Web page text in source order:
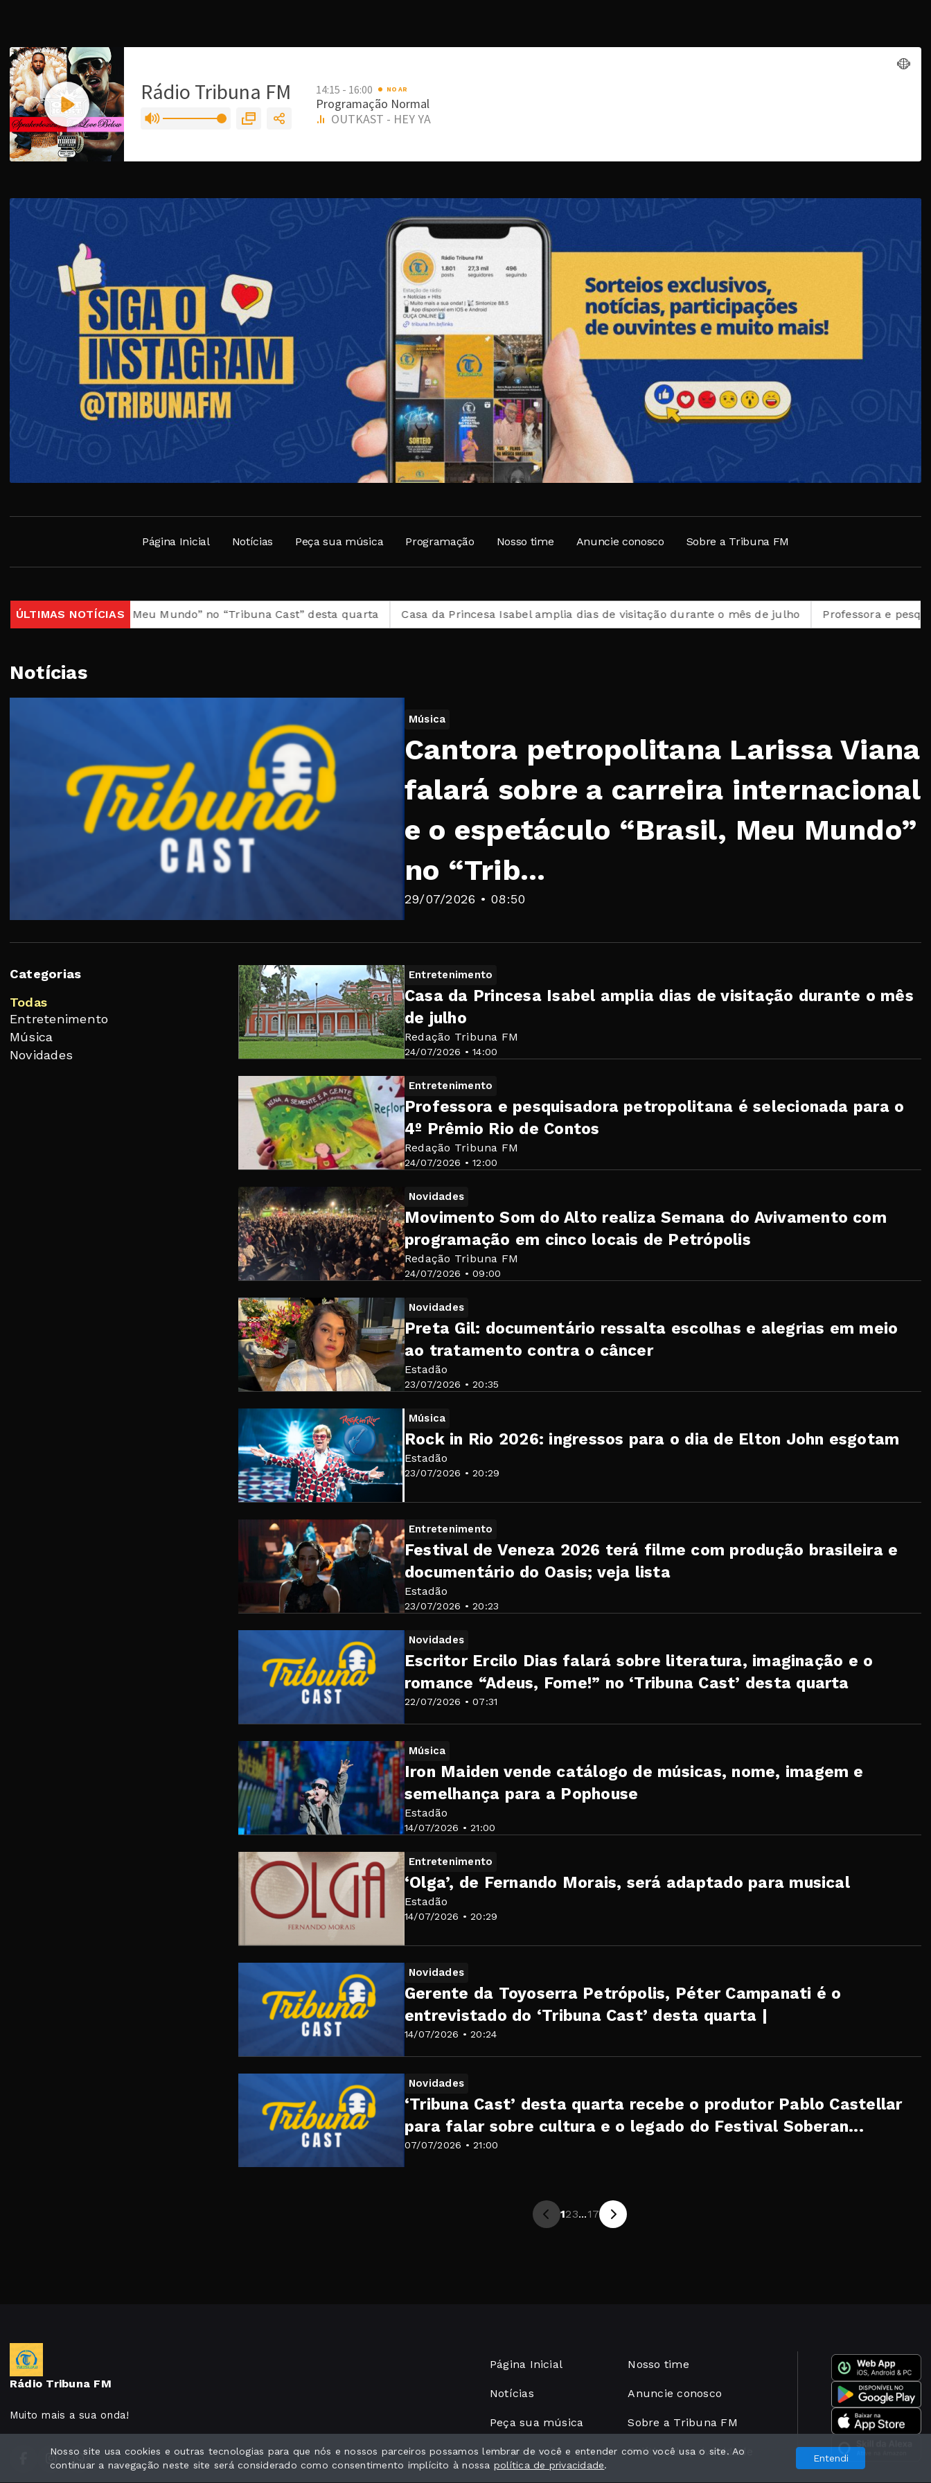
Página Inicial Notícias Peça sua música Programação Nosso time Anuncie conosco Sobre a Tribuna FM
ÚLTIMAS NOTÍCIAS
Meu Mundo” no “Tribuna Cast” desta quarta Casa da Princesa Isabel amplia dias de visitação durante o mês de julho Professora e pesquisadora
Notícias
Música
29/07/2026 • 08:50
Cantora petropolitana Larissa Viana
falará sobre a carreira internacional
e o espetáculo “Brasil, Meu Mundo”
no “Trib...
Categorias
Todas
Entretenimento
Música
Novidades
Entretenimento
24/07/2026 • 14:00
Casa da Princesa Isabel amplia dias de visitação durante o mês
de julho
Redação Tribuna FM
Entretenimento
24/07/2026 • 12:00
Professora e pesquisadora petropolitana é selecionada para o
4º Prêmio Rio de Contos
Redação Tribuna FM
Novidades
24/07/2026 • 09:00
Movimento Som do Alto realiza Semana do Avivamento com
programação em cinco locais de Petrópolis
Redação Tribuna FM
Novidades
23/07/2026 • 20:35
Preta Gil: documentário ressalta escolhas e alegrias em meio
ao tratamento contra o câncer
Estadão
Música
23/07/2026 • 20:29
Rock in Rio 2026: ingressos para o dia de Elton John esgotam
Estadão
Entretenimento
23/07/2026 • 20:23
Festival de Veneza 2026 terá filme com produção brasileira e
documentário do Oasis; veja lista
Estadão
Novidades
22/07/2026 • 07:31
Escritor Ercilo Dias falará sobre literatura, imaginação e o
romance “Adeus, Fome!” no ‘Tribuna Cast’ desta quarta
Música
14/07/2026 • 21:00
Iron Maiden vende catálogo de músicas, nome, imagem e
semelhança para a Pophouse
Estadão
Entretenimento
14/07/2026 • 20:29
‘Olga’, de Fernando Morais, será adaptado para musical
Estadão
Novidades
14/07/2026 • 20:24
Gerente da Toyoserra Petrópolis, Péter Campanati é o
entrevistado do ‘Tribuna Cast’ desta quarta |
Novidades
07/07/2026 • 21:00
‘Tribuna Cast’ desta quarta recebe o produtor Pablo Castellar
para falar sobre cultura e o legado do Festival Soberan...
123...17
Rádio Tribuna FM
Muito mais a sua onda!
Página Inicial
Notícias
Peça sua música
Programação
Nosso time
Anuncie conosco
Sobre a Tribuna FM
Política de privacidade
Nosso site usa cookies e outras tecnologias para que nós e nossos parceiros possamos lembrar de você e entender como você usa o site. Ao
continuar a navegação neste site será considerado como consentimento implícito à nossa política de privacidade.
Entendi